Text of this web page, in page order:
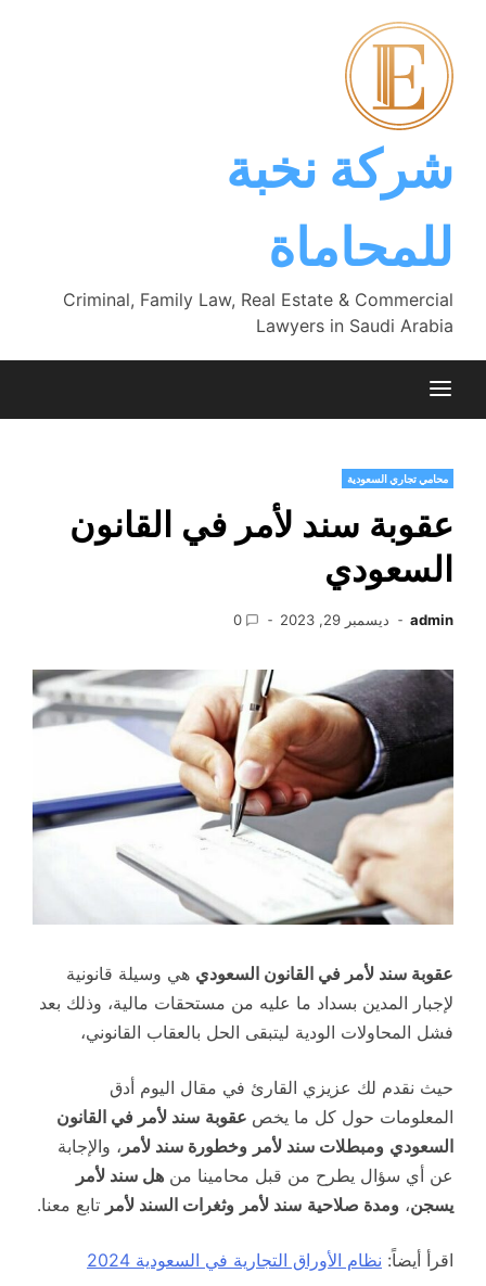
content
شركة نخبة
للمحاماة
Criminal, Family Law, Real Estate & Commercial
Lawyers in Saudi Arabia
محامي تجاري السعودية
عقوبة سند لأمر في القانون
السعودي
admin ديسمبر 29, 2023 0
عقوبة سند لأمر في القانون السعودي هي وسيلة قانونية
لإجبار المدين بسداد ما عليه من مستحقات مالية، وذلك بعد
فشل المحاولات الودية ليتبقى الحل بالعقاب القانوني،
حيث نقدم لك عزيزي القارئ في مقال اليوم أدق
المعلومات حول كل ما يخص عقوبة سند لأمر في القانون
السعودي ومبطلات سند لأمر وخطورة سند لأمر ، والإجابة
عن أي سؤال يطرح من قبل محامينا من هل سند لأمر
يسجن، ومدة صلاحية سند لأمر وثغرات السند لأمر تابع معنا.
اقرأ أيضاً: نظام الأوراق التجارية في السعودية 2024